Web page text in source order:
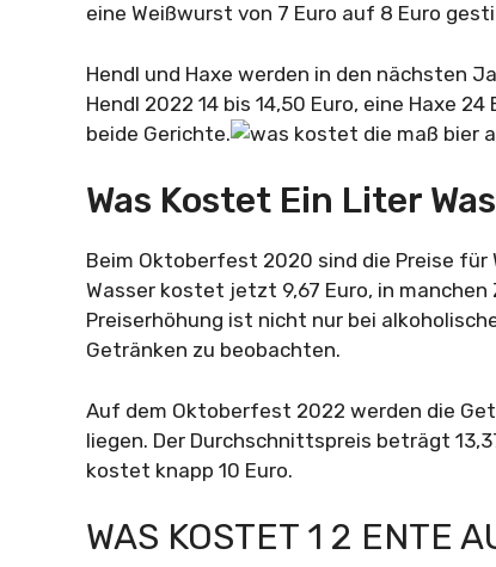
eine Weißwurst von 7 Euro auf 8 Euro
Hendl und Haxe werden in den nächsten
Hendl 2022 14 bis 14,50 Euro, eine Haxe
beide Gerichte.
Was Kostet Ein Liter
Beim Oktoberfest 2020 sind die Preise für
Wasser kostet jetzt 9,67 Euro, in manchen
Preiserhöhung ist nicht nur bei
Getränken zu beobachten.
Auf dem Oktoberfest 2022 werden die
liegen. Der Durchschnittspreis beträgt
kostet knapp 10 Euro.
WAS KOSTET 1 2 ENTE